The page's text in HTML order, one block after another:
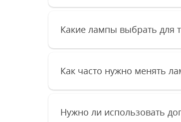
Какие лампы выбрать для
Как часто нужно менять
Нужно ли использовать